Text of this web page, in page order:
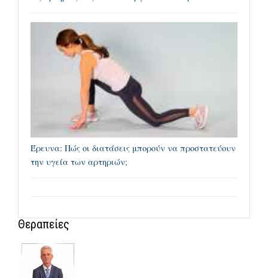
Έρευνα: Πώς οι διατάσεις μπορούν να προστατεύουν
την υγεία των αρτηριών;
Θεραπείες